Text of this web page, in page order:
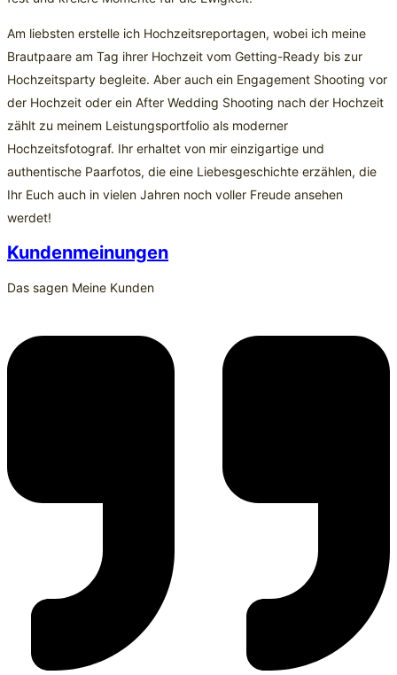
Am liebsten erstelle ich Hochzeitsreportagen, wobei ich meine
Brautpaare am Tag ihrer Hochzeit vom Getting-Ready bis zur
Hochzeitsparty begleite. Aber auch ein Engagement Shooting vor
der Hochzeit oder ein After Wedding Shooting nach der Hochzeit
zählt zu meinem Leistungsportfolio als moderner
Hochzeitsfotograf. Ihr erhaltet von mir einzigartige und
authentische Paarfotos, die eine Liebesgeschichte erzählen, die
Ihr Euch auch in vielen Jahren noch voller Freude ansehen
werdet!
Kundenmeinungen
Das sagen Meine Kunden